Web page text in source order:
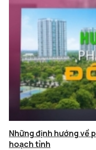
Những định hướng về
hoạch tỉnh